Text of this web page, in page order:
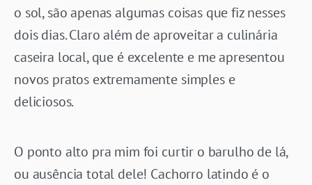
o sol, são apenas algumas coisas que fiz nesses
dois dias. Claro além de aproveitar a culinária
caseira local, que é excelente e me apresentou
novos pratos extremamente simples e
deliciosos.
O ponto alto pra mim foi curtir o barulho de lá,
ou ausência total dele! Cachorro latindo é o